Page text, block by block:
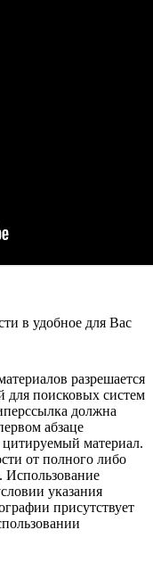
в удобное для Вас
разрешается
для поисковых систем
должна
абзаце
цитируемый материал.
от полного либо
Использование
указания
присутствует